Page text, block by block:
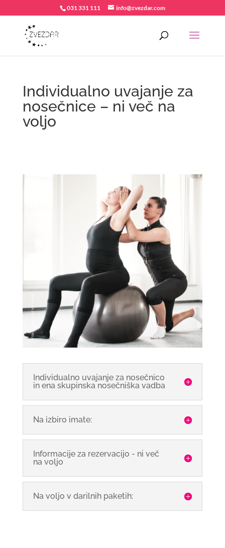
031 331 111 info@zvezdar.com
Individualno uvajanje za
nosečnice – ni več na
voljo
Individualno uvajanje za nosečnico
in ena skupinska nosečniška vadba
Na izbiro imate:
Informacije za rezervacijo - ni več
na voljo
Na voljo v darilnih paketih: